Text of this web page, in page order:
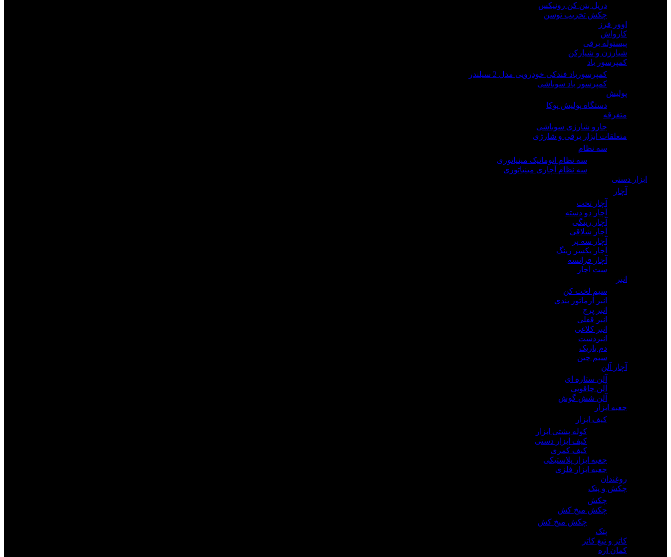
دریل بتن کن رونیکس
چکش تخریب توسن
اوور فرز
کارواش
پیستوله برقی
شیارزن و شیارکن
کمپرسور باد
کمپرسورباد فندکی خودرویی مدل 2 سیلندر
کمپرسور باد سوباشی
پولیش
دستگاه پولیش پوکا
متفرقه
جارو شارژی سوباشی
متعلقات ابزار برقی و شارژی
سه نظام
سه نظام اتوماتیک مینیاتوری
سه نظام آچاری مینیاتوری
ابزار دستی
آچار
آچار تخت
آچار دو دسته
آچار رینگی
آچار شلاقی
آچار سه پر
آچار یکسر رینگ
آچار فرانسه
ست آچار
انبر
سیم لخت کن
انبر آرماتور بندی
انبر پرچ
انبر قفلی
انبر کلاغی
انبردست
دم باریک
سیم چین
آچار آلن
آلن ستاره ای
آلن چاقویی
آلن شش گوش
جعبه ابزار
کیف ابزار
کوله پشتی ابزار
کیف ابزار دستی
کیف کمری
جعبه ابزار پلاستیکی
جعبه ابزار فلزی
روغندان
چکش و پتک
چکش
چکش میخ کش
چکش میخ کش
پتک
کاتر و تیغ کاتر
کمان اره